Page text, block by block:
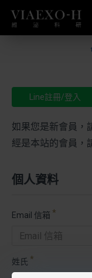
Line註冊/登入
如果您是新會員，
經是本站的會員，
個人資料
姓氏
Email 信箱